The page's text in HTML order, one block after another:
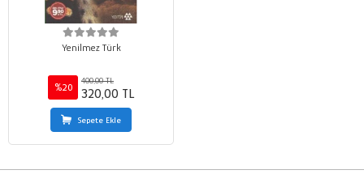
Yenilmez Türk
%20
400,00 TL
320,00 TL
Sepete Ekle